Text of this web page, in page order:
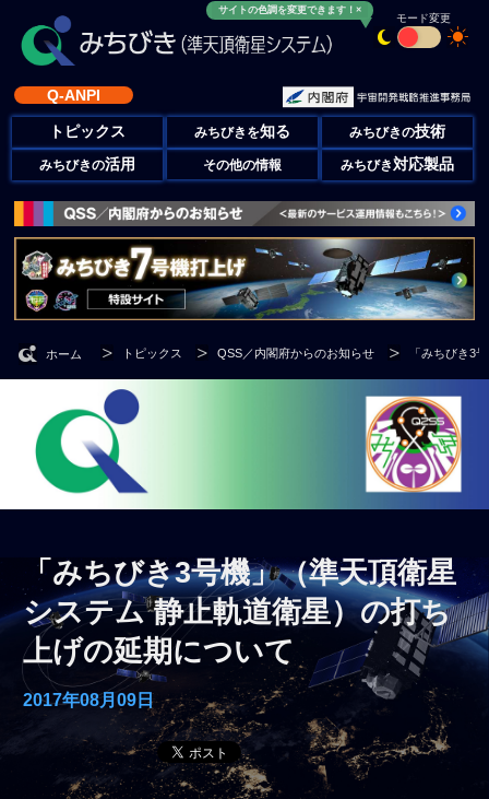
サイトの色調を変更できます！×
モード変更
Q-ANPI
トピックス みちびきを知る みちびきの技術
みちびきの活用 その他の情報 みちびき対応製品
ホーム トピックス QSS／内閣府からのお知らせ 「みちびき3
「みちびき3号機」（準天頂衛星
システム 静止軌道衛星）の打ち
上げの延期について
2017年08月09日